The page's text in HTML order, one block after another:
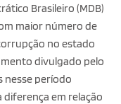
Brasileiro (MDB)
maior número de
no estado
divulgado pelo
nesse período
diferença em relação